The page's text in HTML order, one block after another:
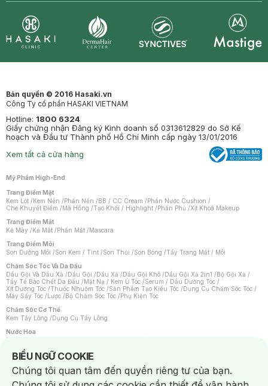
Bản quyền © 2016 Hasaki.vn
Công Ty cổ phần HASAKI VIETNAM
Hotline: 1800 6324
Giấy chứng nhận Đăng ký Kinh doanh số 0313612829 do Sở Kế
hoạch và Đầu tư Thành phố Hồ Chí Minh cấp ngày 13/01/2016
Xem tất cả cửa hàng
Mỹ Phẩm High-End
Trang Điểm Mặt
Kem Lót /Kem Nền /Phấn Nền /BB / CC Cream /Phấn Nước Cushion /
Che Khuyết Điểm /Má Hồng /Tạo Khối / Highlight /Phấn Phủ /Xịt Khoá Makeup
Trang Điểm Mắt
Kẻ Mày /Kẻ Mắt /Phấn Mắt /Mascara
Trang Điểm Môi
Son Dưỡng Môi /Son Kem / Tint /Son Thỏi /Son Bóng /Tẩy Trang Mắt / Môi
Chăm Sóc Tóc Và Da Đầu
Dầu Gội Và Dầu Xả /Dầu Gội /Dầu Xả /Dầu Gội Khô /Dầu Gội Xả 2in1 /Bộ Gội Xả /
Tẩy Tế Bào Chết Da Đầu /Mặt Nạ / Kem Ủ Tóc /Serum / Dầu Dưỡng Tóc /
Xịt Dưỡng Tóc /Thuốc Nhuộm Tóc /Sản Phẩm Tạo Kiểu Tóc /Dụng Cụ Chăm Sóc Tóc /
Máy Sấy Tóc /Lược /Bộ Chăm Sóc Tóc /Phụ Kiện Tóc
Chăm Sóc Cơ Thể
Kem Tẩy Lông /Dụng Cụ Tẩy Lông
Nước Hoa
Nước Hoa Nữ
Chăm Sóc Cá Nhân
Chống Muỗi /Khẩu Trang /Máy Massage/Mặt Nạ Xông Hơi /Nước Rửa Tay/
Sản Phẩm Chăm Sóc Khác /Bàn Chải Đánh Răng /Bàn Chải Điện/
Hỗ Trợ Trắng Răng/Kem Đánh Răng /Máy Tăm Nước/ Nước Súc Miệng/
BIỂU NGỮ COOKIE
Notice about cookies usage
Chúng tôi quan tâm đến quyền riêng tư của bạn.